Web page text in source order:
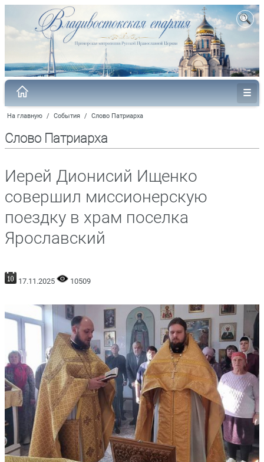
На главную / События / Слово Патриарха
Слово Патриарха
Иерей Дионисий Ищенко
совершил миссионерскую
поездку в храм поселка
Ярославский
17.11.2025 10509